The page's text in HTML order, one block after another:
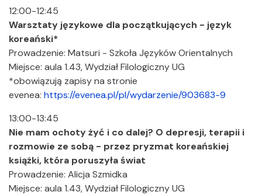
12:00-12:45
Warsztaty językowe dla początkujących - język
koreański*
Prowadzenie: Matsuri - Szkoła Języków Orientalnych
Miejsce: aula 1.43, Wydział Filologiczny UG
*obowiązują zapisy na stronie
evenea: https://evenea.pl/pl/wydarzenie/903683-9
13:00-13:45
Nie mam ochoty żyć i co dalej? O depresji, terapii i
rozmowie ze sobą - przez pryzmat koreańskiej
książki, która poruszyła świat
Prowadzenie: Alicja Szmidka
Miejsce: aula 1.43, Wydział Filologiczny UG